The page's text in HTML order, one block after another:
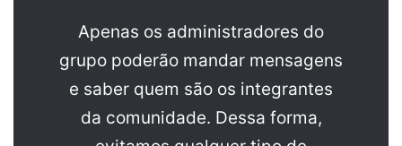
Apenas os administradores do
grupo poderão mandar mensagens
e saber quem são os integrantes
da comunidade. Dessa forma,